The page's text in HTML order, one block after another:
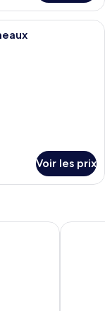
avec du linge de lit
Voir les prix
Gizli